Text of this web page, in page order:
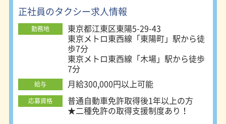
正社員のタクシー求人情報
勤務地
東京都江東区東陽5-29-43
東京メトロ東西線「東陽町」駅から徒
歩7分
東京メトロ東西線「木場」駅から徒歩
7分
給与 月給300,000円以上可能
応募資格
普通自動車免許取得後1年以上の方
★二種免許の取得支援制度あり！